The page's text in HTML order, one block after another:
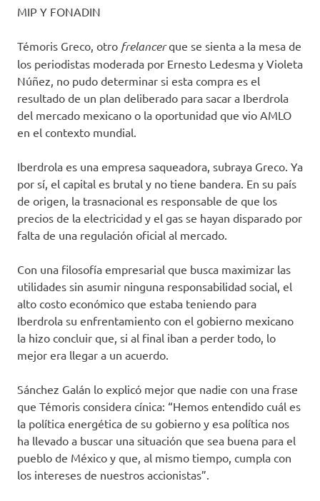
MIP Y FONADIN
Témoris Greco, otro frelancerque se sienta a la mesa de
los periodistas moderada por Ernesto Ledesma y Violeta
Núñez, no pudo determinar si esta compra es el
resultado de un plan deliberado para sacar a Iberdrola
del mercado mexicano o la oportunidad que vio AMLO
en el contexto mundial.
Iberdrola es una empresa saqueadora, subraya Greco. Ya
por sí, el capital es brutal y no tiene bandera. En su país
de origen, la trasnacional es responsable de que los
precios de la electricidad y el gas se hayan disparado por
falta de una regulación oficial al mercado.
Con una filosofía empresarial que busca maximizar las
utilidades sin asumir ninguna responsabilidad social, el
alto costo económico que estaba teniendo para
Iberdrola su enfrentamiento con el gobierno mexicano
la hizo concluir que, si al final iban a perder todo, lo
mejor era llegar a un acuerdo.
Sánchez Galán lo explicó mejor que nadie con una frase
que Témoris considera cínica: “Hemos entendido cuál es
la política energética de su gobierno y esa política nos
ha llevado a buscar una situación que sea buena para el
pueblo de México y que, al mismo tiempo, cumpla con
los intereses de nuestros accionistas”.